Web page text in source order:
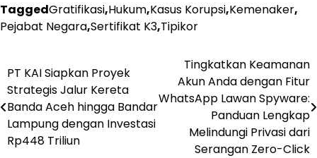
TaggedGratifikasi,Hukum,Kasus Korupsi,Kemenaker,
Pejabat Negara,Sertifikat K3,Tipikor
Navigasi
pos
PT KAI Siapkan Proyek
Strategis Jalur Kereta
Banda Aceh hingga Bandar
Lampung dengan Investasi
Rp448 Triliun
Tingkatkan Keamanan
Akun Anda dengan Fitur
WhatsApp Lawan Spyware:
Panduan Lengkap
Melindungi Privasi dari
Serangan Zero-Click